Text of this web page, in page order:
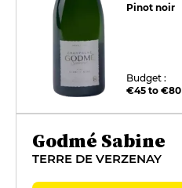
Pinot noir
Budget :
€45 to €80
Godmé Sabine
TERRE DE VERZENAY